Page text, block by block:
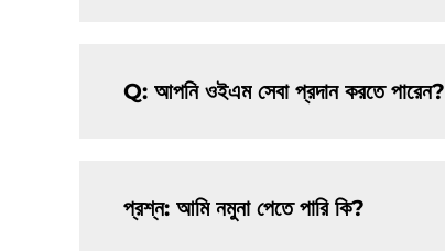
Q: আপনি ওইএম সেবা প্রদান করতে পারেন?
প্রশ্ন: আমি নমুনা পেতে পারি কি?